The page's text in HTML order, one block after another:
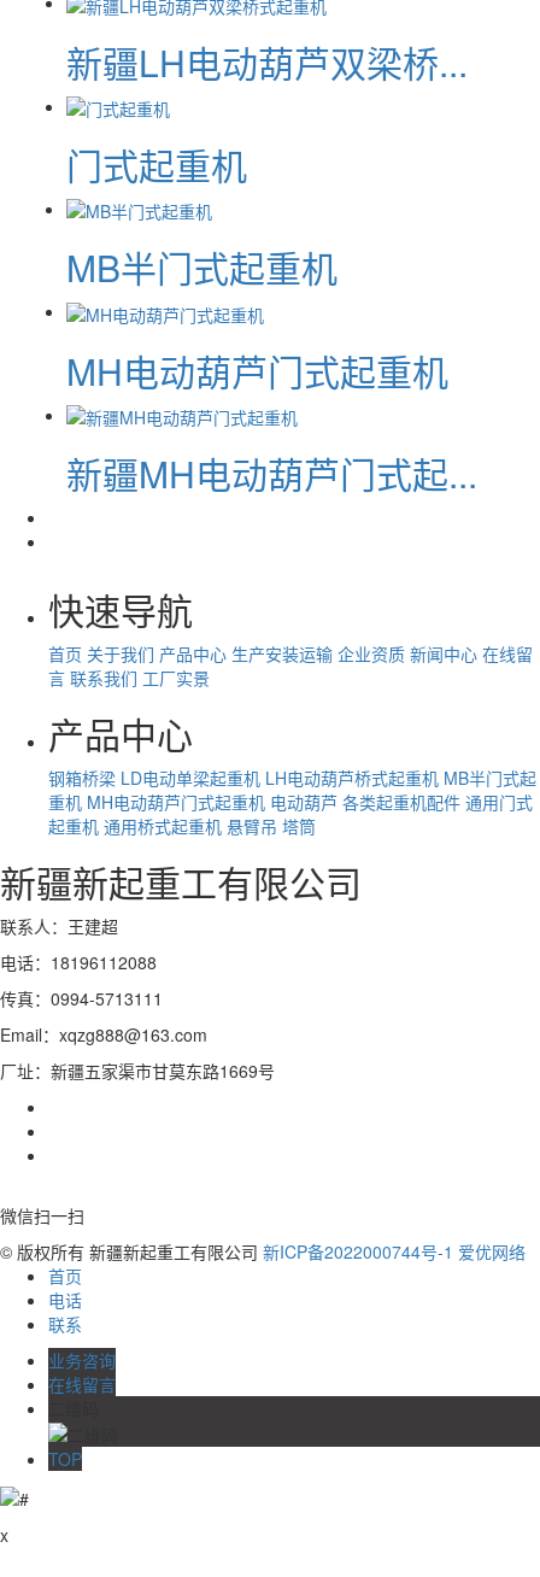
新疆LH电动葫芦双梁桥...
门式起重机
MB半门式起重机
MH电动葫芦门式起重机
新疆MH电动葫芦门式起...
快速导航
首页 关于我们 产品中心 生产安装运输 企业资质 新闻中心 在线留
言 联系我们 工厂实景
产品中心
钢箱桥梁 LD电动单梁起重机 LH电动葫芦桥式起重机 MB半门式起
重机 MH电动葫芦门式起重机 电动葫芦 各类起重机配件 通用门式
起重机 通用桥式起重机 悬臂吊 塔筒
新疆新起重工有限公司
联系人：王建超
电话：18196112088
传真：0994-5713111
Email：xqzg888@163.com
厂址：新疆五家渠市甘莫东路1669号
微信扫一扫
© 版权所有 新疆新起重工有限公司 新ICP备2022000744号-1 爱优网络
首页
电话
联系
业务咨询
在线留言
TOP
x